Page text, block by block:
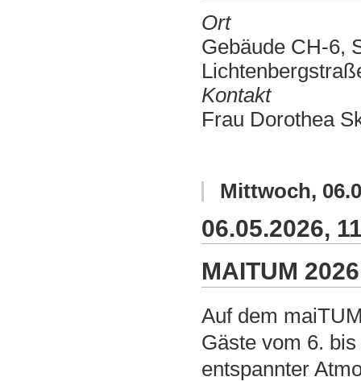
Ort
Gebäude CH-6,
Kontakt
Frau Dorothea
Mittwoch,
06.05.2026,
MAITUM 2026
Auf dem
Gäste vom 6.
entspannter